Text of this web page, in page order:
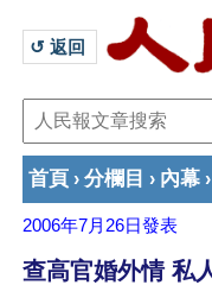
↺ 返回
首頁 › 分欄目 › 內幕 ›
2006年7月26日發表
查高官婚外情 私